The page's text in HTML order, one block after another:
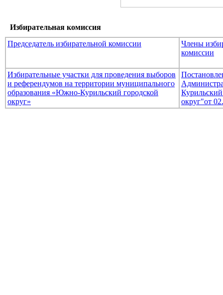
Избирательная комиссия
Председатель избирательной комиссии
Члены
комиссии
Избирательные участки для проведения выборов
и референдумов на территории муниципального
образования «Южно-Курильский городской
округ»
округ"от